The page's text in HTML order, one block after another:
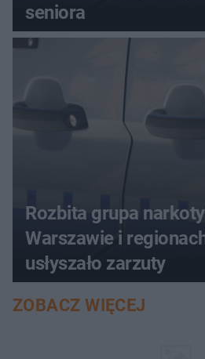
seniora
Rozbita grupa
Warszawie i
usłyszało zarzuty
ZOBACZ WIĘCEJ